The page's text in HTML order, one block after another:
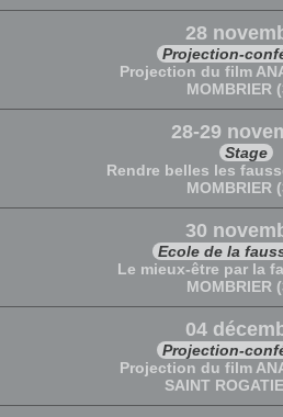
28
Projection-
Projection du film
MOMBRIER
28-29
Stage
Rendre belles les
MOMBRIER
30
Ecole de la
Le mieux-être par la
MOMBRIER
04
Projection-
Projection du film
SAINT